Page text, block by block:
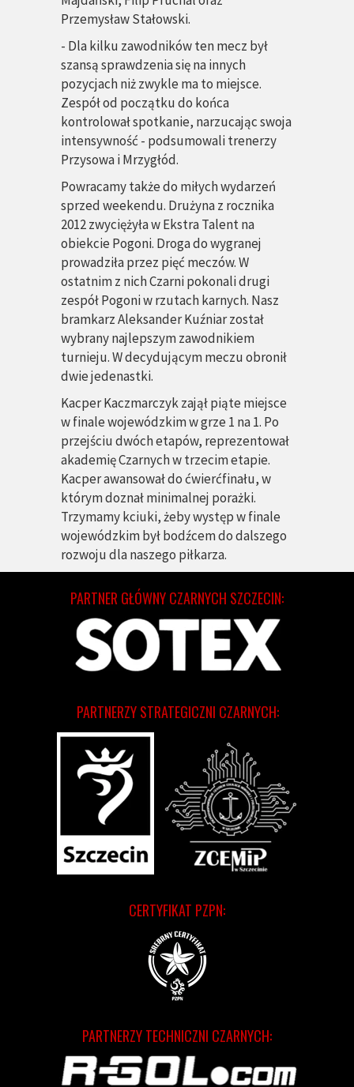
Przemysław Stałowski.
- Dla kilku zawodników ten mecz był
szansą sprawdzenia się na innych
pozycjach niż zwykle ma to miejsce.
Zespół od początku do końca
kontrolował spotkanie, narzucając swoja
intensywność - podsumowali trenerzy
Przysowa i Mrzygłód.
Powracamy także do miłych wydarzeń
sprzed weekendu. Drużyna z rocznika
2012 zwyciężyła w Ekstra Talent na
obiekcie Pogoni. Droga do wygranej
prowadziła przez pięć meczów. W
ostatnim z nich Czarni pokonali drugi
zespół Pogoni w rzutach karnych. Nasz
bramkarz Aleksander Kuźniar został
wybrany najlepszym zawodnikiem
turnieju. W decydującym meczu obronił
dwie jedenastki.
Kacper Kaczmarczyk zajął piąte miejsce
w finale wojewódzkim w grze 1 na 1. Po
przejściu dwóch etapów, reprezentował
akademię Czarnych w trzecim etapie.
Kacper awansował do ćwierćfinału, w
którym doznał minimalnej porażki.
Trzymamy kciuki, żeby występ w finale
wojewódzkim był bodźcem do dalszego
rozwoju dla naszego piłkarza.
CERTYFIKAT PZPN:
PARTNERZY TECHNICZNI CZARNYCH:
PARTNERZY STRATEGICZNI CZARNYCH:
PARTNER GŁÓWNY CZARNYCH SZCZECIN: